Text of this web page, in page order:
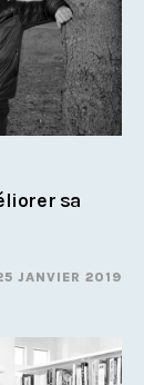
sa
JANVIER 2019